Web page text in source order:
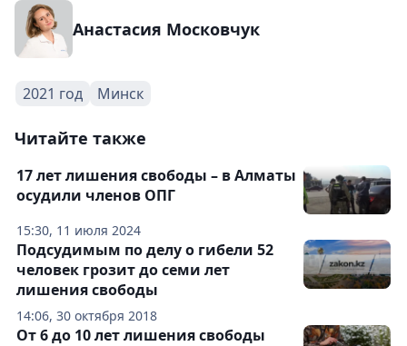
Анастасия Московчук
2021 год Минск
Читайте также
15:30, 11 июля 2024
17 лет лишения свободы – в Алматы
осудили членов ОПГ
14:06, 30 октября 2018
Подсудимым по делу о гибели 52
человек грозит до семи лет
лишения свободы
От 6 до 10 лет лишения свободы